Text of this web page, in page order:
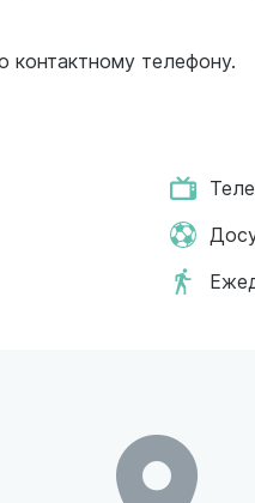
контактному телефону.